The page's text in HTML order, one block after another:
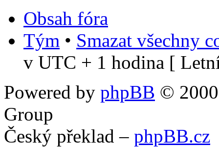
Obsah fóra
Tým • Smazat všechny
v UTC + 1 hodina [
Powered by phpBB ©
Group
Český překlad – phpBB.cz